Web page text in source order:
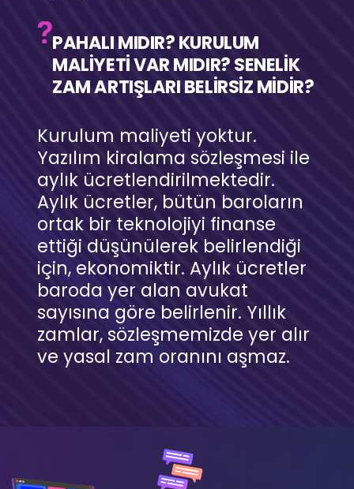
PAHALI MIDIR? KURULUM
MALİYETİ VAR MIDIR? SENELİK
ZAM ARTIŞLARI BELİRSİZ MİDİR?
Kurulum maliyeti yoktur.
Yazılım kiralama sözleşmesi ile
aylık ücretlendirilmektedir.
Aylık ücretler, bütün baroların
ortak bir teknolojiyi finanse
ettiği düşünülerek belirlendiği
için, ekonomiktir. Aylık ücretler
baroda yer alan avukat
sayısına göre belirlenir. Yıllık
zamlar, sözleşmemizde yer alır
ve yasal zam oranını aşmaz.